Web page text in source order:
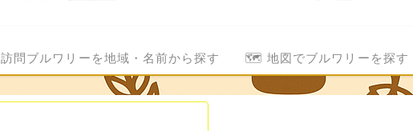
訪問ブルワリーを地域・名前から探す 🗺️ 地図でブルワリーを探す